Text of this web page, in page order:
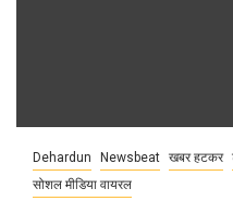
Dehardun Newsbeat खबर हटकर
सोशल मीडिया वायरल